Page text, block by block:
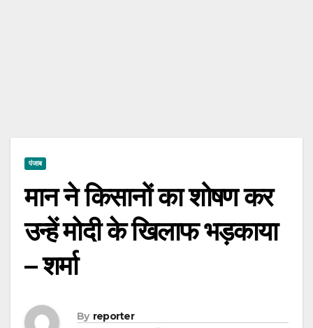
पंजाब
मान ने किसानों का शोषण कर
उन्हें मोदी के खिलाफ भड़काया
– शर्मा
By reporter